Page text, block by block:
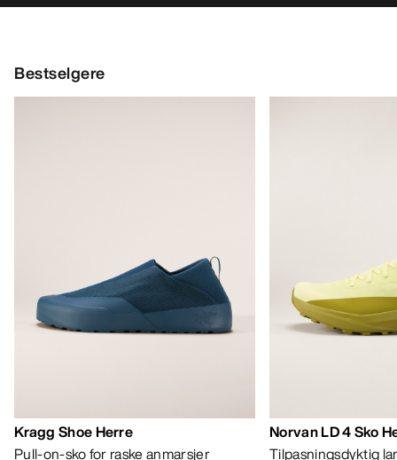
Bestselgere
Kragg Shoe Herre
Pull-on-sko for raske anmarsjer
Norvan LD 4 Sko
Tilpasningsdyktig